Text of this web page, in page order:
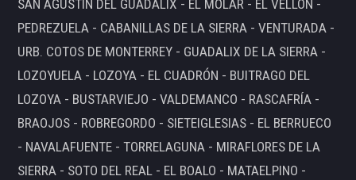
SAN AGUSTÍN DEL GUADALIX - EL MOLAR - EL VELLÓN -
PEDREZUELA - CABANILLAS DE LA SIERRA - VENTURADA -
URB. COTOS DE MONTERREY - GUADALIX DE LA SIERRA -
LOZOYUELA - LOZOYA - EL CUADRÓN - BUITRAGO DEL
LOZOYA - BUSTARVIEJO - VALDEMANCO - RASCAFRÍA -
BRAOJOS - ROBREGORDO - SIETEIGLESIAS - EL BERRUECO
- NAVALAFUENTE - TORRELAGUNA - MIRAFLORES DE LA
SIERRA - SOTO DEL REAL - EL BOALO - MATAELPINO -